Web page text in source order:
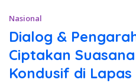
Nasional
Dialog &
Ciptakan
Kondusif di